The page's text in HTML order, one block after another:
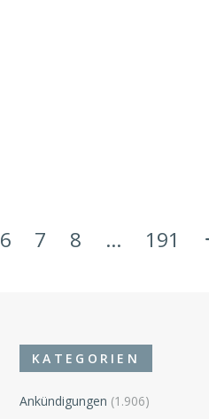
6 7 8 … 191
KATEGORIEN
Ankündigungen (1.906)